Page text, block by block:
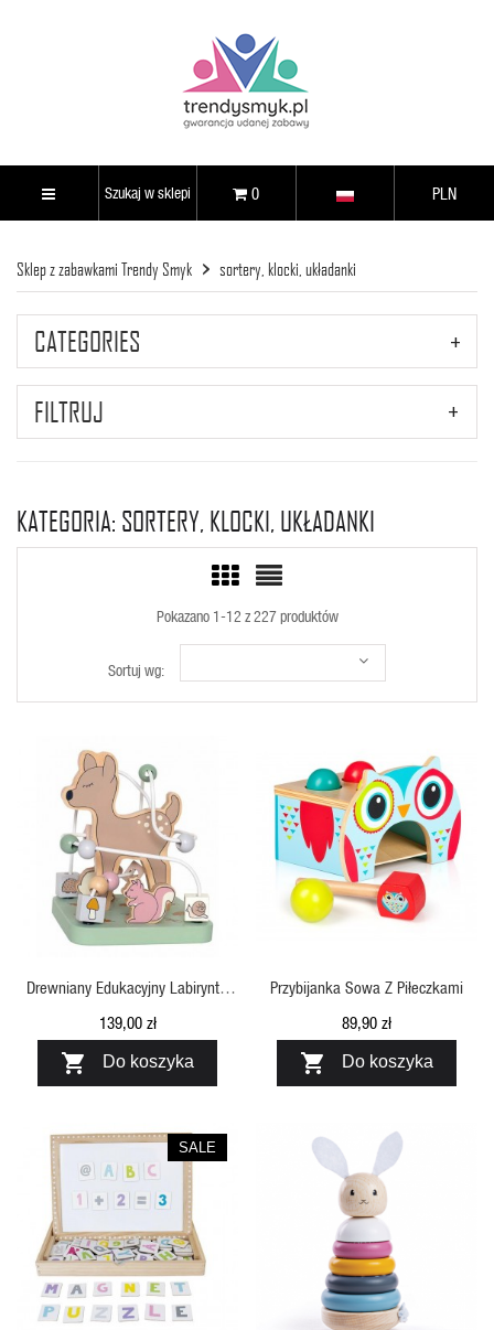
0 PLN
Sklep z zabawkami Trendy Smyk sortery, klocki, układanki
CATEGORIES
FILTRUJ
KATEGORIA: SORTERY, KLOCKI, UKŁADANKI
Pokazano 1-12 z 227 produktów
Sortuj wg:
SZYBKI PODGLĄD
Drewniany Edukacyjny Labirynt -
Przeplatanka, Las Jabadabado
139,00 zł
 Do koszyka
SZYBKI PODGLĄD
Przybijanka Sowa Z Piłeczkami
89,90 zł
 Do koszyka
SALE
SZYBKI PODGLĄD SZYBKI PODGLĄD